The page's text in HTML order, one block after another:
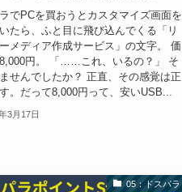
でPCを買おうとカスタマイズ画面を
たら、ふと目に飛び込んでくる「リ
メディア作成サービス」の文字。 価
円。 「……これ、いるの？」 そ
せんでしたか？ 正直、その感覚は正
。だって8,000円って、安いUSB...
3月17日
05：ドスパラ